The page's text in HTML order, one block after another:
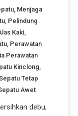
Menjaga
Pelindung
Kaki
Perawatan
Perawatan
Kinclong
Tetap
Awet
debu;